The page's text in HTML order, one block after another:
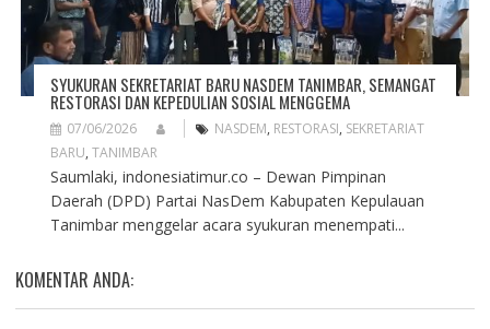
SYUKURAN SEKRETARIAT BARU NASDEM TANIMBAR, SEMANGAT
RESTORASI DAN KEPEDULIAN SOSIAL MENGGEMA
07/06/2026 NASDEM, RESTORASI, SEKRETARIAT
BARU, TANIMBAR
Saumlaki, indonesiatimur.co – Dewan Pimpinan
Daerah (DPD) Partai NasDem Kabupaten Kepulauan
Tanimbar menggelar acara syukuran menempati...
KOMENTAR ANDA: